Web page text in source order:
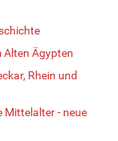
Alten Ägypten
Rhein und
Mittelalter - neue